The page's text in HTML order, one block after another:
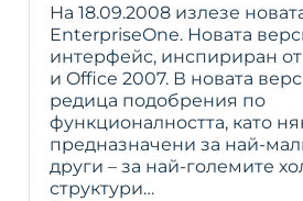
На 18.09.2008 излезе
EnterpriseOne. Новата
интерфейс, инспириран
и Office 2007. В новата
редица подобрения по
функционалността, като
предназначени за най-
други – за най-големите
структури…